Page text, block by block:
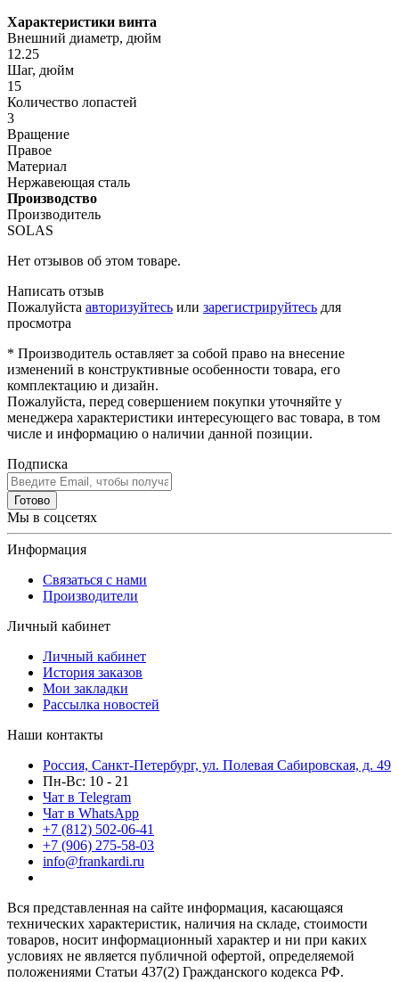
Характеристики винта
Внешний диаметр, дюйм
12.25
Шаг, дюйм
15
Количество лопастей
3
Вращение
Правое
Материал
Нержавеющая сталь
Производство
Производитель
SOLAS
Нет отзывов об этом товаре.
Написать отзыв
Пожалуйста авторизуйтесь или зарегистрируйтесь для
просмотра
* Производитель оставляет за собой право на внесение
изменений в конструктивные особенности товара, его
комплектацию и дизайн.
Пожалуйста, перед совершением покупки уточняйте у
менеджера характеристики интересующего вас товара, в том
числе и информацию о наличии данной позиции.
Подписка
Готово
Мы в соцсетях
Информация
Связаться с нами
Производители
Личный кабинет
Личный кабинет
История заказов
Мои закладки
Рассылка новостей
Наши контакты
Россия, Санкт-Петербург, ул. Полевая Сабировская, д. 49
Пн-Вс: 10 - 21
Чат в Telegram
Чат в WhatsApp
+7 (812) 502-06-41
+7 (906) 275-58-03
info@frankardi.ru
Вся представленная на сайте информация, касающаяся
технических характеристик, наличия на складе, стоимости
товаров, носит информационный характер и ни при каких
условиях не является публичной офертой, определяемой
положениями Статьи 437(2) Гражданского кодекса РФ.